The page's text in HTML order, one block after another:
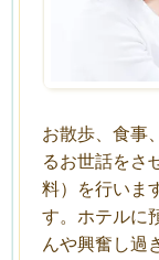
お散歩、食事
るお世話をさ
料）を行いま
す。ホテルに
んや興奮し過